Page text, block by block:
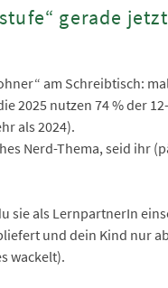
gerade
am Schreibtisch:
2025 nutzen 74 % der
als 2024).
Nerd-Thema, seid ihr
sie als LernpartnerIn
und dein Kind nur
wackelt).